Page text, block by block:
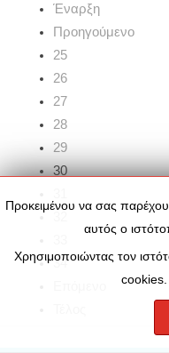
Έναρξη
Προηγούμενο
25
26
27
28
29
30
34
Προκειμένου να σας
αυτός ο
Χρησιμοποιώντας τον
cookies.